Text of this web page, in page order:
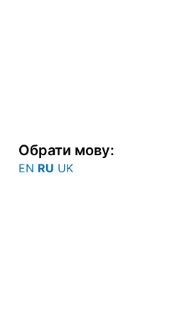
Обрати мову:
EN RU UK